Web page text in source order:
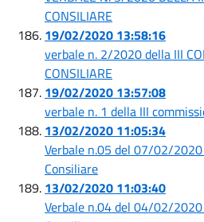
CONSILIARE
19/02/2020 13:58:16
verbale n. 2/2020 della III
CONSILIARE
19/02/2020 13:57:08
verbale n. 1 della III
13/02/2020 11:05:34
Verbale n.05 del 07/02/
Consiliare
13/02/2020 11:03:40
Verbale n.04 del 04/02/